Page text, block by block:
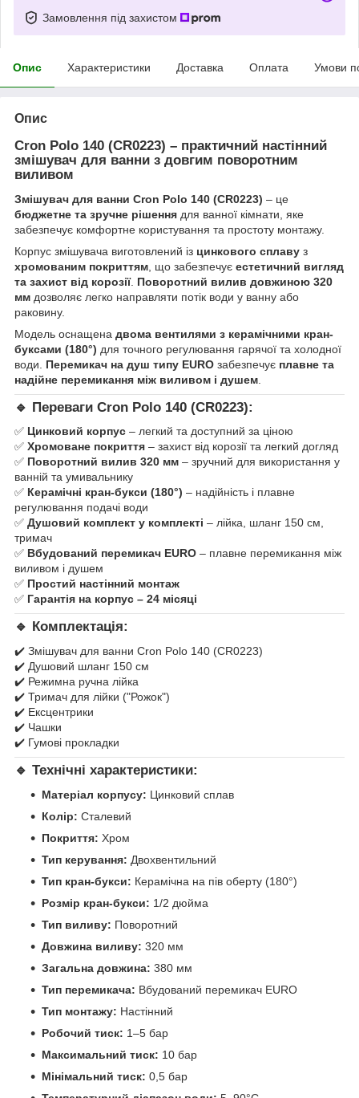
Замовлення під захистом
Опис Характеристики Доставка Оплата Умови
Опис
Cron Polo 140 (CR0223) – практичний настінний
змішувач для ванни з довгим поворотним
виливом
Змішувач для ванни Cron Polo 140 (CR0223) – це
бюджетне та зручне рішення для ванної кімнати, яке
забезпечує комфортне користування та простоту монтажу.
Корпус змішувача виготовлений із цинкового сплаву з
хромованим покриттям , що забезпечує естетичний вигляд
та захист від корозії. Поворотний вилив довжиною 320
мм дозволяє легко направляти потік води у ванну або
раковину.
Модель оснащена двома вентилями з керамічними кран-
буксами (180°) для точного регулювання гарячої та холодної
води. Перемикач на душ типу EURO забезпечує плавне та
надійне перемикання між виливом і душем
🔹 Переваги Cron Polo 140 (CR0223):
✅ Цинковий корпус – легкий та доступний за ціною
✅ Хромоване покриття – захист від корозії та легкий догляд
✅ Поворотний вилив 320 мм – зручний для використання у
ванній та умивальнику
✅ Керамічні кран-букси (180°) – надійність і плавне
регулювання подачі води
✅ Душовий комплект у комплекті – лійка, шланг 150 см,
тримач
✅ Вбудований перемикач EURO – плавне перемикання між
виливом і душем
✅ Простий настінний монтаж
✅ Гарантія на корпус – 24 місяці
🔹 Комплектація:
✔️ Змішувач для ванни Cron Polo 140 (CR0223)
✔️ Душовий шланг 150 см
✔️ Режимна ручна лійка
✔️ Тримач для лійки ("Рожок")
✔️ Ексцентрики
✔️ Чашки
✔️ Гумові прокладки
🔹 Технічні характеристики:
Матеріал корпусу: Цинковий сплав
Колір: Сталевий
Покриття: Хром
Тип керування: Двохвентильний
Тип кран-букси: Керамічна на пів оберту (180°)
Розмір кран-букси: 1/2 дюйма
Тип виливу: Поворотний
Довжина виливу: 320 мм
Загальна довжина: 380 мм
Тип перемикача: Вбудований перемикач EURO
Тип монтажу: Настінний
Робочий тиск: 1–5 бар
Максимальний тиск: 10 бар
Мінімальний тиск: 0,5 бар